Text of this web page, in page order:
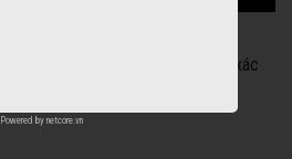
dự sự kiện ra mắt phim về đề tài xác
Powered by netcore.vn